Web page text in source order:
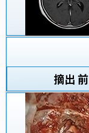
摘出 前